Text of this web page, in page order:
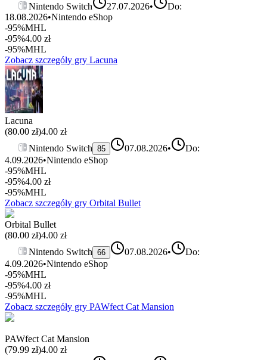
Nintendo Switch
27.07.2026•
Do:
18.08.2026•Nintendo eShop
-95%MHL
-95%4.00 zł
-95%MHL
Zobacz szczegóły gry Lacuna
Lacuna
(80.00 zł)4.00 zł
Nintendo Switch 85 07.08.2026•
Do:
4.09.2026•Nintendo eShop
-95%MHL
-95%4.00 zł
-95%MHL
Zobacz szczegóły gry Orbital Bullet
Orbital Bullet
(80.00 zł)4.00 zł
Nintendo Switch 66 07.08.2026•
Do:
4.09.2026•Nintendo eShop
-95%MHL
-95%4.00 zł
-95%MHL
Zobacz szczegóły gry PAWfect Cat Mansion
PAWfect Cat Mansion
(79.99 zł)4.00 zł